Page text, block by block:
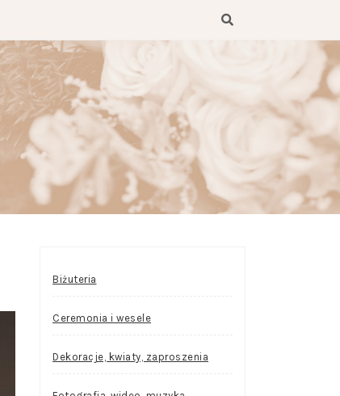
Biżuteria
Ceremonia i wesele
Dekoracje, kwiaty, zaproszenia